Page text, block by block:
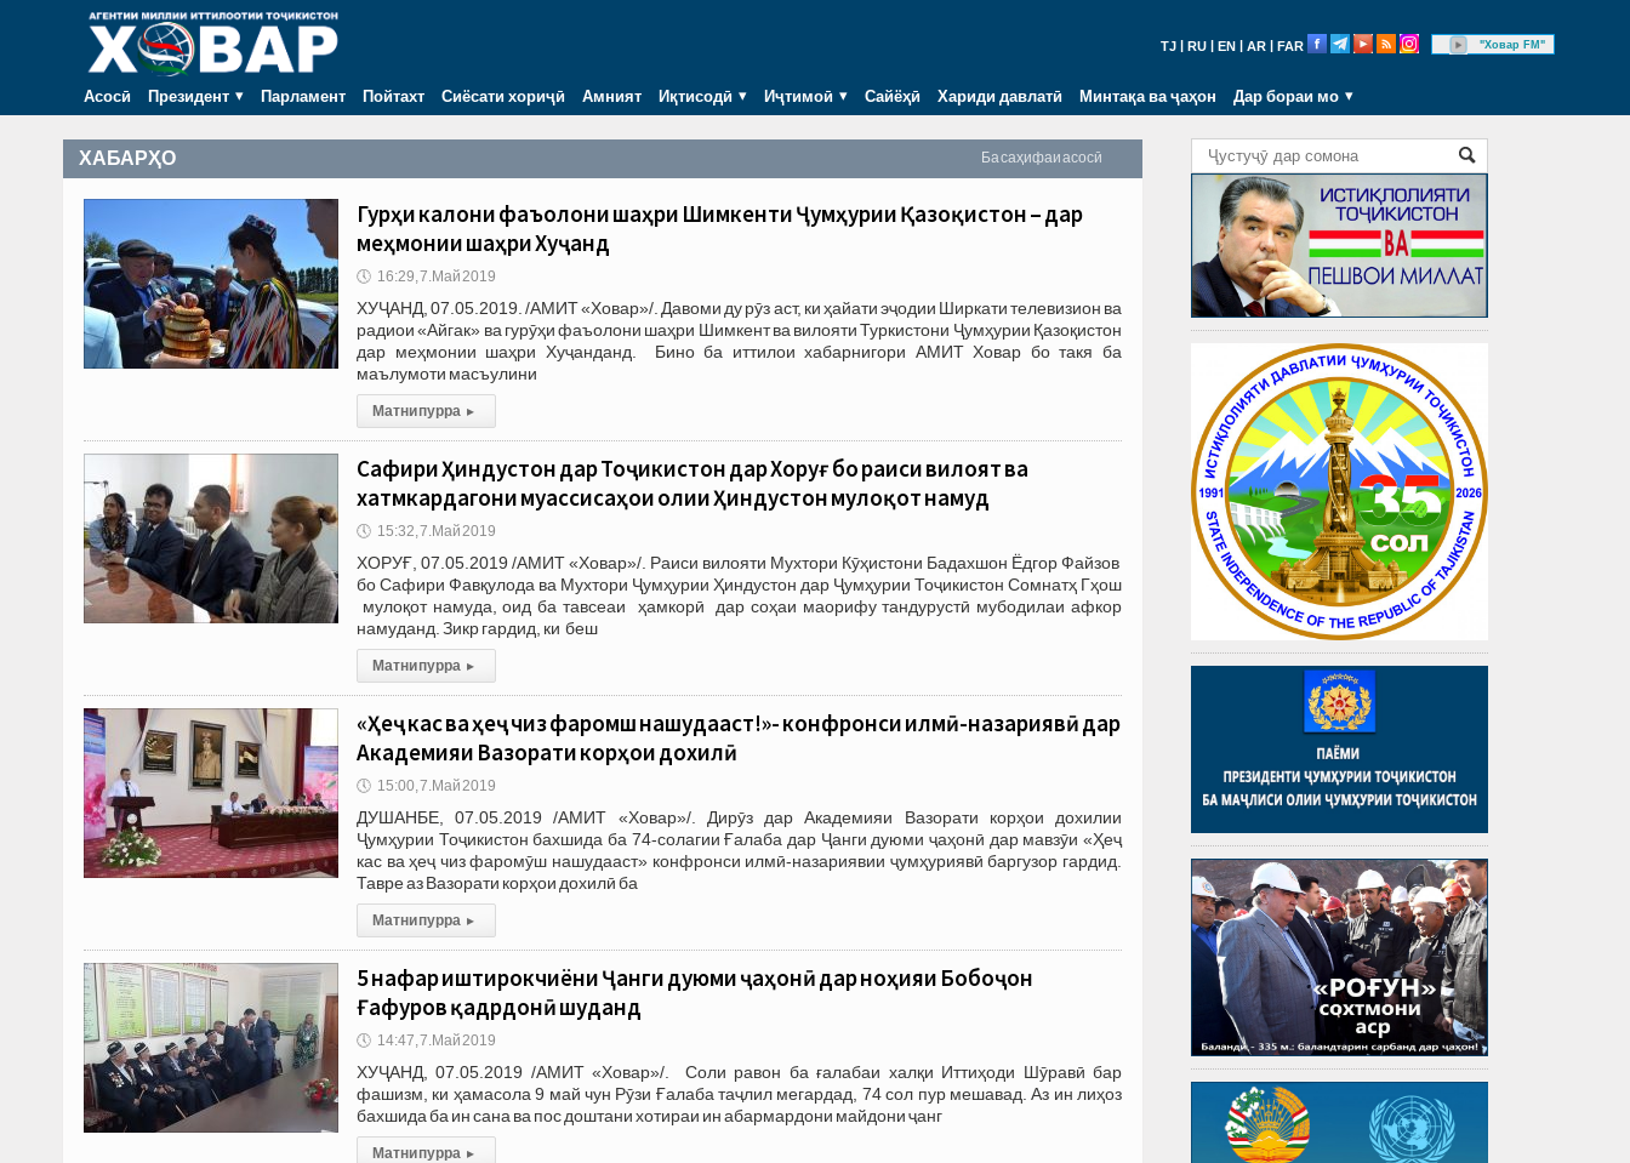
TJ RU EN AR FAR "Ховар FM"
Асосӣ Президент Парламент Пойтахт Сиёсати хориҷӣ Амният Иқтисодӣ Иҷтимоӣ Сайёҳӣ Хариди давлатӣ Минтақа ва ҷаҳон Дар бораи мо
Ба саҳифаи асосӣ
ХАБАРҲО
Гурӯҳи калони фаъолони шаҳри Шимкенти Ҷумҳурии Қазоқистон – дар
меҳмонии шаҳри Хуҷанд
🕔 16:29, 7.Май 2019
ХУҶАНД, 07.05.2019. /АМИТ «Ховар»/. Давоми ду рӯз аст, ки ҳайати эҷодии Ширкати телевизион ва
радиои «Айгак» ва гурӯҳи фаъолони шаҳри Шимкент ва вилояти Туркистони Ҷумҳурии Қазоқистон
дар меҳмонии шаҳри Хуҷанданд. Бино ба иттилои хабарнигори АМИТ Ховар бо такя ба
маълумоти масъулини
Матни пурра ▸
Сафири Ҳиндустон дар Тоҷикистон дар Хоруғ бо раиси вилоят ва
хатмкардагони муассисаҳои олии Ҳиндустон мулоқот намуд
🕔 15:32, 7.Май 2019
ХОРУҒ, 07.05.2019 /АМИТ «Ховар»/. Раиси вилояти Мухтори Кӯҳистони Бадахшон Ёдгор Файзов
бо Сафири Фавқулода ва Мухтори Ҷумҳурии Ҳиндустон дар Ҷумҳурии Тоҷикистон Сомнатҳ Гҳош
мулоқот намуда, оид ба тавсеаи ҳамкорӣ дар соҳаи маорифу тандурустӣ мубодилаи афкор
намуданд. Зикр гардид, ки беш
Матни пурра ▸
«Ҳеҷ кас ва ҳеҷ чиз фаромӯш нашудааст!»- конфронси илмӣ-назариявӣ дар
Академияи Вазорати корҳои дохилӣ
🕔 15:00, 7.Май 2019
ДУШАНБЕ, 07.05.2019 /АМИТ «Ховар»/. Дирӯз дар Академияи Вазорати корҳои дохилии
Ҷумҳурии Тоҷикистон бахшида ба 74-солагии Ғалаба дар Ҷанги дуюми ҷаҳонӣ дар мавзӯи «Ҳеҷ
кас ва ҳеҷ чиз фаромӯш нашудааст» конфронси илмӣ-назариявии ҷумҳуриявӣ баргузор гардид.
Тавре аз Вазорати корҳои дохилӣ ба
Матни пурра ▸
5 нафар иштирокчиёни Ҷанги дуюми ҷаҳонӣ дар ноҳияи Бобоҷон
Ғафуров қадрдонӣ шуданд
🕔 14:47, 7.Май 2019
ХУҶАНД, 07.05.2019 /АМИТ «Ховар»/. Соли равон ба ғалабаи халқи Иттиҳоди Шӯравӣ бар
фашизм, ки ҳамасола 9 май чун Рӯзи Ғалаба таҷлил мегардад, 74 сол пур мешавад. Аз ин лиҳоз
бахшида ба ин сана ва пос доштани хотираи ин абармардони майдони ҷанг
Матни пурра ▸